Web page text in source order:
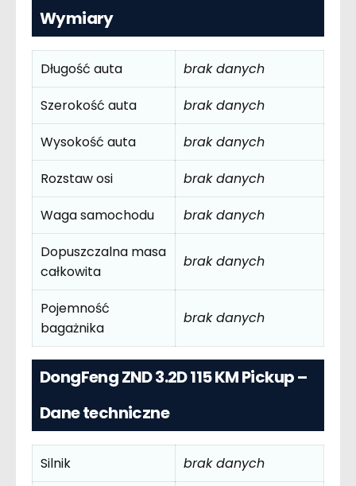
Wymiary
Długość auta
brak danych
Szerokość auta
brak danych
Wysokość auta
brak danych
Rozstaw osi
brak danych
Waga samochodu
brak danych
Dopuszczalna masa
całkowita
brak danych
Pojemność
bagażnika
brak danych
DongFeng ZND 3.2D 115 KM Pickup –
Dane techniczne
Silnik
brak danych